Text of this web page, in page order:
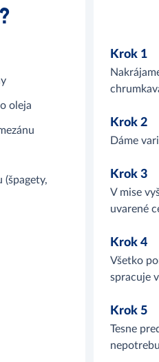
oleja
(špagety,
Krok 1
Krok 2
Dáme
Krok 3
V mise
uvarené
Krok 4
Všetko
spracuje
Krok 5
Tesne